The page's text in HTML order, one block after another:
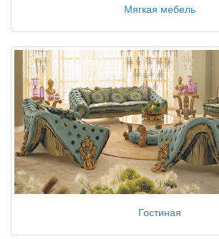
Мягкая мебель
Гостиная